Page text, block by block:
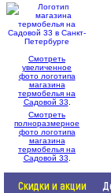
Смотреть
увеличенное
фото логотипа
магазина
термобелья на
Садовой 33
Смотреть
полноразмерное
фото логотипа
магазина
термобелья на
Садовой 33
Скидки и акции